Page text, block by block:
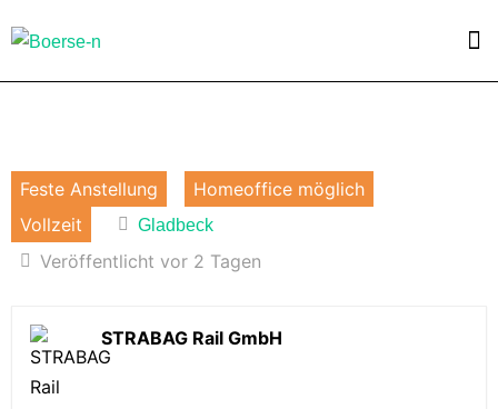
Feste Anstellung
Homeoffice möglich
Vollzeit
Gladbeck
Veröffentlicht vor 2 Tagen
STRABAG Rail GmbH